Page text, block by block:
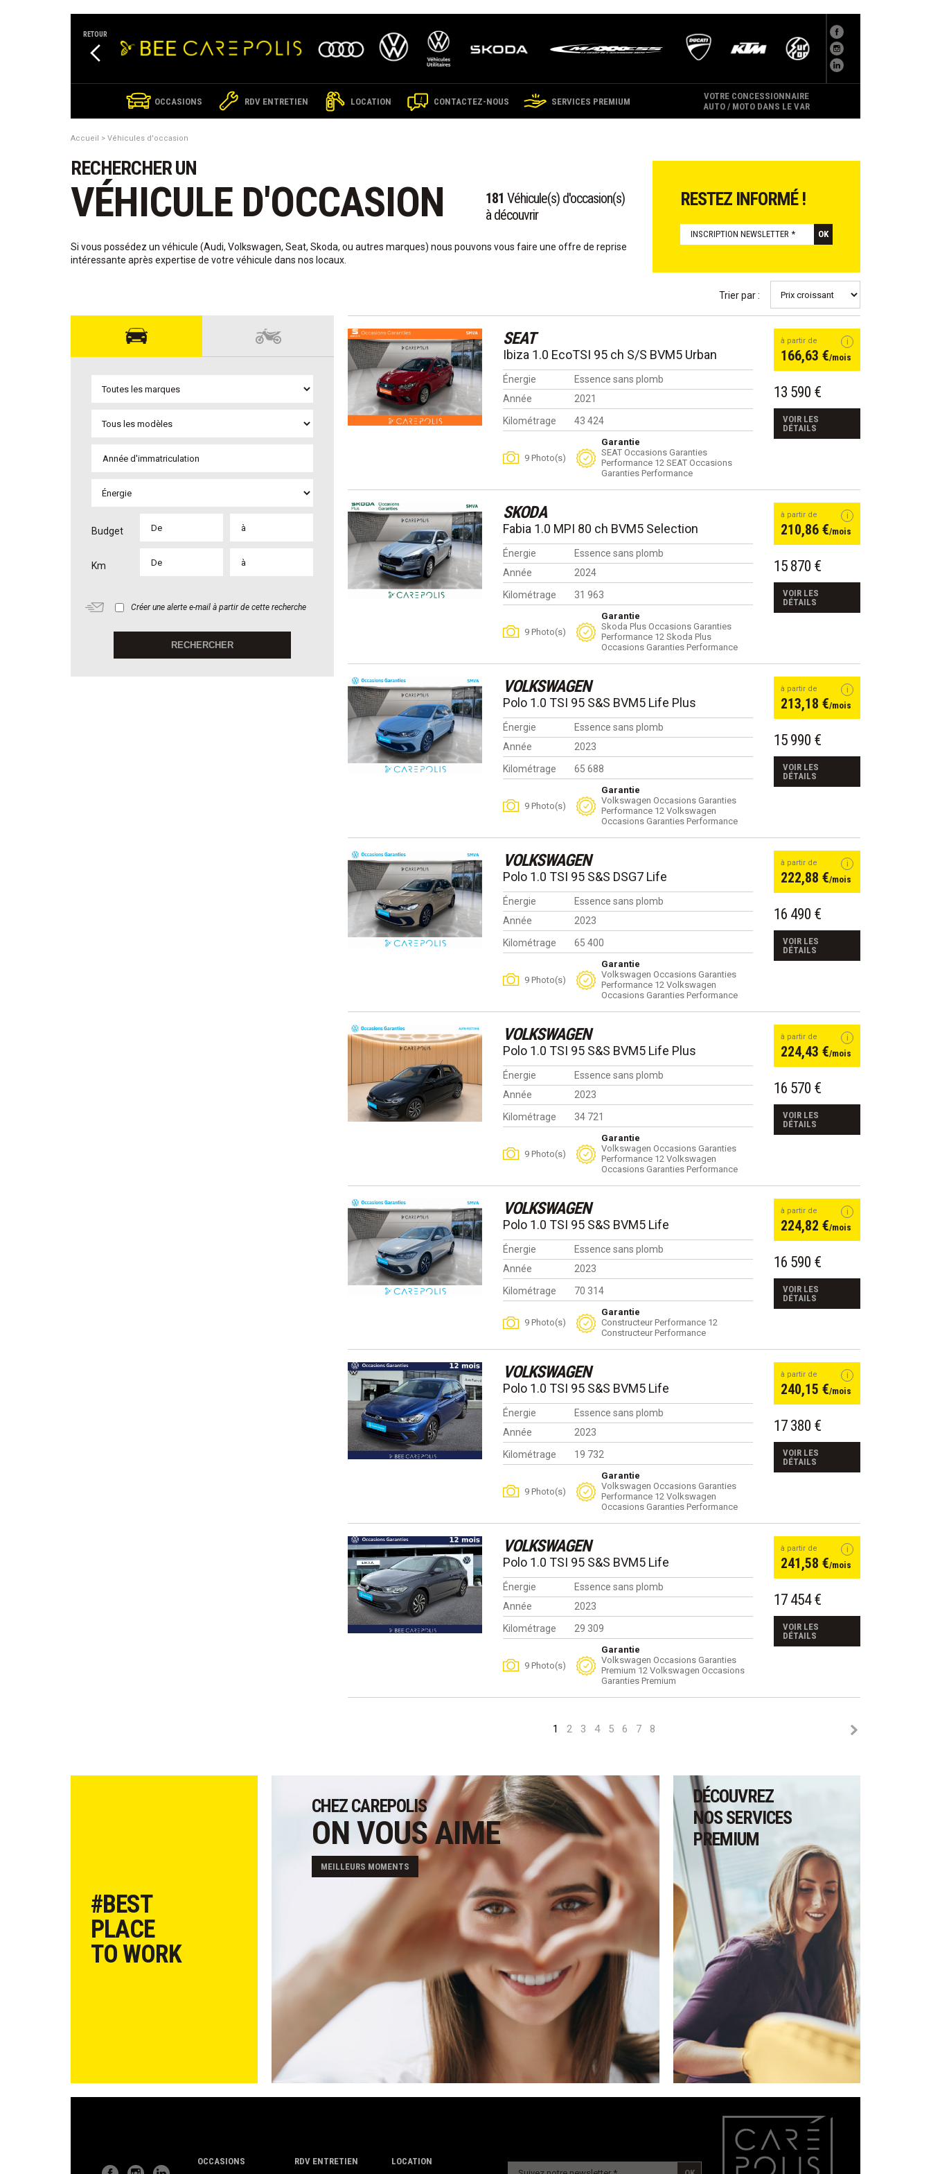
RETOUR
OCCASIONS RDV ENTRETIEN LOCATION CONTACTEZ-NOUS SERVICES PREMIUM
VOTRE CONCESSIONNAIRE
AUTO / MOTO DANS LE VAR
Accueil Véhicules d'occasion
RECHERCHER UN
VÉHICULE D'OCCASION 181 Véhicule(s) d'occasion(s)
à découvrir
Si vous possédez un véhicule (Audi, Volkswagen, Seat, Skoda, ou autres marques) nous pouvons vous faire une offre de reprise
intéressante après expertise de votre véhicule dans nos locaux.
RESTEZ INFORMÉ !
Trier par :
Budget
Km
Créer une alerte e-mail à partir de cette recherche
SEAT
Ibiza 1.0 EcoTSI 95 ch S/S BVM5 Urban
Énergie
Essence sans plomb
Année
2021
Kilométrage
43 424
9 Photo(s)
Garantie
SEAT Occasions Garanties
Performance 12 SEAT Occasions
Garanties Performance
à partir de
166,63 €/mois
13 590 €
VOIR LES
DÉTAILS
SKODA
Fabia 1.0 MPI 80 ch BVM5 Selection
Énergie
Essence sans plomb
Année
2024
Kilométrage
31 963
9 Photo(s)
Garantie
Skoda Plus Occasions Garanties
Performance 12 Skoda Plus
Occasions Garanties Performance
à partir de
210,86 €/mois
15 870 €
VOIR LES
DÉTAILS
VOLKSWAGEN
Polo 1.0 TSI 95 S&S BVM5 Life Plus
Énergie
Essence sans plomb
Année
2023
Kilométrage
65 688
9 Photo(s)
Garantie
Volkswagen Occasions Garanties
Performance 12 Volkswagen
Occasions Garanties Performance
à partir de
213,18 €/mois
15 990 €
VOIR LES
DÉTAILS
VOLKSWAGEN
Polo 1.0 TSI 95 S&S DSG7 Life
Énergie
Essence sans plomb
Année
2023
Kilométrage
65 400
9 Photo(s)
Garantie
Volkswagen Occasions Garanties
Performance 12 Volkswagen
Occasions Garanties Performance
à partir de
222,88 €/mois
16 490 €
VOIR LES
DÉTAILS
VOLKSWAGEN
Polo 1.0 TSI 95 S&S BVM5 Life Plus
Énergie
Essence sans plomb
Année
2023
Kilométrage
34 721
9 Photo(s)
Garantie
Volkswagen Occasions Garanties
Performance 12 Volkswagen
Occasions Garanties Performance
à partir de
224,43 €/mois
16 570 €
VOIR LES
DÉTAILS
VOLKSWAGEN
Polo 1.0 TSI 95 S&S BVM5 Life
Énergie
Essence sans plomb
Année
2023
Kilométrage
70 314
9 Photo(s)
Garantie
Constructeur Performance 12
Constructeur Performance
à partir de
224,82 €/mois
16 590 €
VOIR LES
DÉTAILS
VOLKSWAGEN
Polo 1.0 TSI 95 S&S BVM5 Life
Énergie
Essence sans plomb
Année
2023
Kilométrage
19 732
9 Photo(s)
Garantie
Volkswagen Occasions Garanties
Performance 12 Volkswagen
Occasions Garanties Performance
à partir de
240,15 €/mois
17 380 €
VOIR LES
DÉTAILS
VOLKSWAGEN
Polo 1.0 TSI 95 S&S BVM5 Life
Énergie
Essence sans plomb
Année
2023
Kilométrage
29 309
9 Photo(s)
Garantie
Volkswagen Occasions Garanties
Premium 12 Volkswagen Occasions
Garanties Premium
à partir de
241,58 €/mois
17 454 €
VOIR LES
DÉTAILS
1 2 3 4 5 6 7 8
#BEST
PLACE
TO WORK
CHEZ CAREPOLIS
ON VOUS AIME
MEILLEURS MOMENTS
DÉCOUVREZ
NOS SERVICES
PREMIUM
OCCASIONS RDV ENTRETIEN
LOCATION